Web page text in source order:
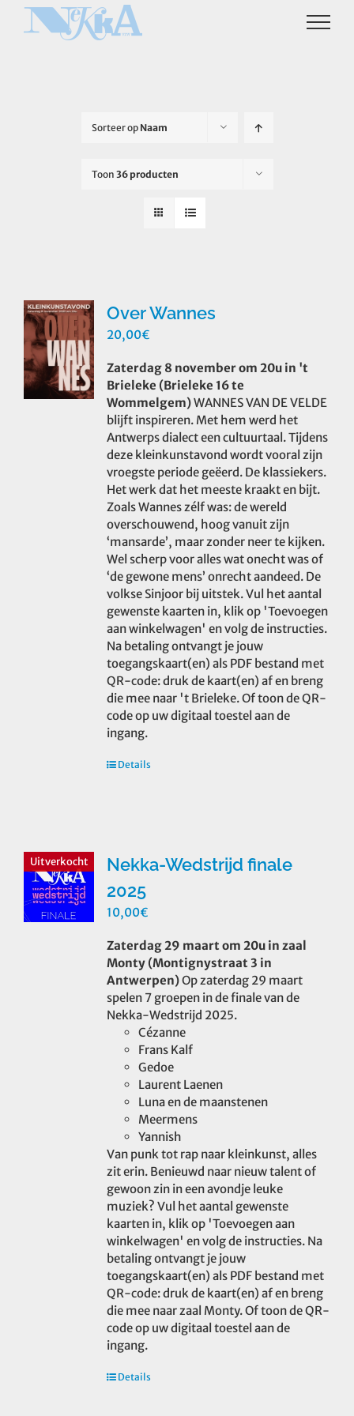
Sorteer op Naam
Toon 36 producten
Over Wannes
20,00€
Zaterdag 8 november om 20u in 't
Brieleke (Brieleke 16 te
Wommelgem)WANNES VAN DE VELDE
blijft inspireren. Met hem werd het
Antwerps dialect een cultuurtaal. Tijdens
deze kleinkunstavond wordt vooral zijn
vroegste periode geëerd. De klassiekers.
Het werk dat het meeste kraakt en bijt.
Zoals Wannes zélf was: de wereld
overschouwend, hoog vanuit zijn
‘mansarde’, maar zonder neer te kijken.
Wel scherp voor alles wat onecht was of
‘de gewone mens’ onrecht aandeed. De
volkse Sinjoor bij uitstek. Vul het aantal
gewenste kaarten in, klik op 'Toevoegen
aan winkelwagen' en volg de instructies.
Na betaling ontvangt je jouw
toegangskaart(en) als PDF bestand met
QR-code: druk de kaart(en) af en breng
die mee naar 't Brieleke. Of toon de QR-
code op uw digitaal toestel aan de
ingang.
Details
Uitverkocht
Nekka-Wedstrijd finale
2025
10,00€
Zaterdag 29 maart om 20u in zaal
Monty (Montignystraat 3 in
Antwerpen)Op zaterdag 29 maart
spelen 7 groepen in de finale van de
Nekka-Wedstrijd 2025.
Cézanne
Frans Kalf
Gedoe
Laurent Laenen
Luna en de maanstenen
Meermens
Yannish
Van punk tot rap naar kleinkunst, alles
zit erin. Benieuwd naar nieuw talent of
gewoon zin in een avondje leuke
muziek? Vul het aantal gewenste
kaarten in, klik op 'Toevoegen aan
winkelwagen' en volg de instructies. Na
betaling ontvangt je jouw
toegangskaart(en) als PDF bestand met
QR-code: druk de kaart(en) af en breng
die mee naar zaal Monty. Of toon de QR-
code op uw digitaal toestel aan de
ingang.
Details